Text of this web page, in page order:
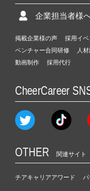
企業担当者様
掲載企業様の声 採用イベ
ベンチャー合同研修
人
動画制作
採用代行
CheerCareer
OTHER 関連サイト
チアキャリアアワード